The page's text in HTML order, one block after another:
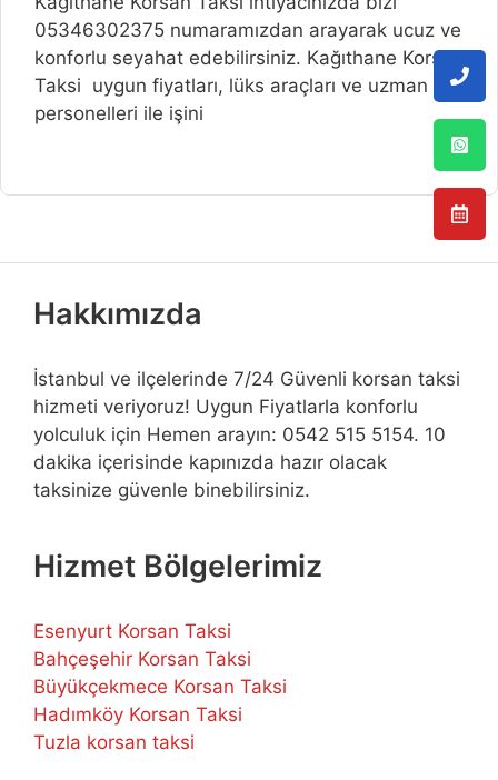
05346302375 numaramızdan arayarak ucuz ve
konforlu seyahat edebilirsiniz. Kağıthane Korsan
Taksi uygun fiyatları, lüks araçları ve uzman
personelleri ile işini
Hakkımızda
İstanbul ve ilçelerinde 7/24 Güvenli korsan taksi
hizmeti veriyoruz! Uygun Fiyatlarla konforlu
yolculuk için Hemen arayın: 0542 515 5154. 10
dakika içerisinde kapınızda hazır olacak
taksinize güvenle binebilirsiniz.
Hizmet Bölgelerimiz
Esenyurt Korsan Taksi
Bahçeşehir Korsan Taksi
Büyükçekmece Korsan Taksi
Hadımköy Korsan Taksi
Tuzla korsan taksi